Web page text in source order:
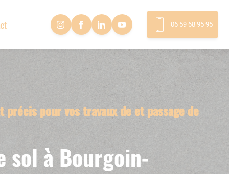
06 59 68 95 95
précis pour vos travaux de et passage de
sol à Bourgoin-